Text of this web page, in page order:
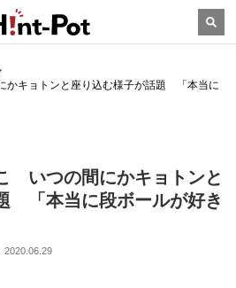
かキョトンと座り込む様子が話題 「本当に
いつの間にかキョトンと
「本当に段ボールが好き
2020.06.29